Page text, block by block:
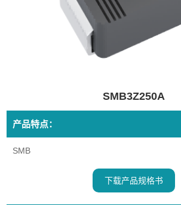
SMB3Z250A
产品特点：
SMB
下载产品规格书